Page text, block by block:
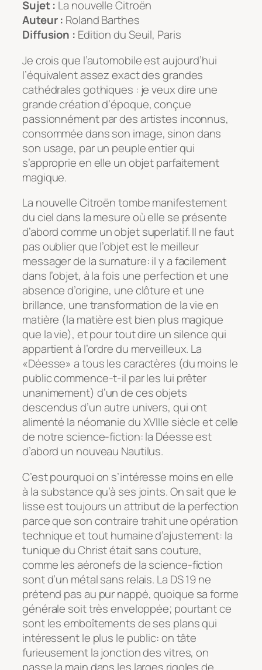
Sujet : La nouvelle Citroën
Auteur : Roland Barthes
Diffusion : Edition du Seuil, Paris
Je crois que l’automobile est aujourd’hui
l’équivalent assez exact des grandes
cathédrales gothiques : je veux dire une
grande création d’époque, conçue
passionnément par des artistes inconnus,
consommée dans son image, sinon dans
son usage, par un peuple entier qui
s’approprie en elle un objet parfaitement
magique.
La nouvelle Citroën tombe manifestement
du ciel dans la mesure où elle se présente
d’abord comme un objet superlatif. Il ne faut
pas oublier que l’objet est le meilleur
messager de la surnature: il y a facilement
dans l’objet, à la fois une perfection et une
absence d’origine, une clôture et une
brillance, une transformation de la vie en
matière (la matière est bien plus magique
que la vie), et pour tout dire un silence qui
appartient à l’ordre du merveilleux. La
«Déesse» a tous les caractères (du moins le
public commence-t-il par les lui prêter
unanimement) d’un de ces objets
descendus d’un autre univers, qui ont
alimenté la néomanie du XVIIIe siècle et celle
de notre science-fiction: la Déesse est
d’abord un nouveau Nautilus.
C’est pourquoi on s’intéresse moins en elle
à la substance qu’à ses joints. On sait que le
lisse est toujours un attribut de la perfection
parce que son contraire trahit une opération
technique et tout humaine d’ajustement: la
tunique du Christ était sans couture,
comme les aéronefs de la science-fiction
sont d’un métal sans relais. La DS 19 ne
prétend pas au pur nappé, quoique sa forme
générale soit très enveloppée; pourtant ce
sont les emboîtements de ses plans qui
intéressent le plus le public: on tâte
furieusement la jonction des vitres, on
passe la main dans les larges rigoles de